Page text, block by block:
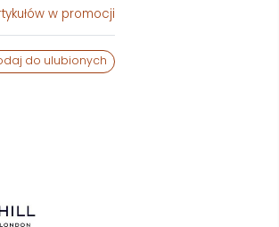
w promocji
do ulubionych